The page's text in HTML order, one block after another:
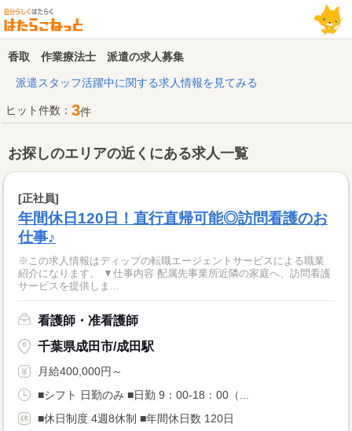
香取 作業療法士 派遣の求人募集
派遣スタッフ活躍中に関する求人情報を見てみる
ヒット件数： 3件
お探しのエリアの近くにある求人一覧
[正社員]
年間休日120日！直行直帰可能◎訪問看護のお
仕事♪
※この求人情報はディップの転職エージェントサービスによる職業
紹介になります。 ▼仕事内容 配属先事業所近隣の家庭へ、訪問看護
サービスを提供しま...
看護師・准看護師
千葉県成田市/成田駅
月給400,000円～
■シフト 日勤のみ ■日勤 9：00-18：00（...
■休日制度 4週8休制 ■年間休日数 120日